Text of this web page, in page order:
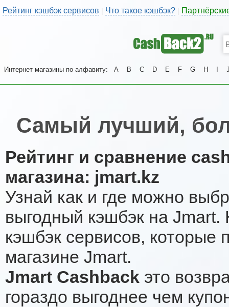
Рейтинг кэшбэк сервисов | Что такое кэшбэк?
Интернет магазины по алфавиту: A B C D E F G H
Самый лучший,
Рейтинг и сравнение
магазина: jmart.kz
Узнай как и где можно
выгодный кэшбэк на
кэшбэк сервисов, которые
магазине Jmart.
Jmart Cashback это
гораздо выгоднее чем